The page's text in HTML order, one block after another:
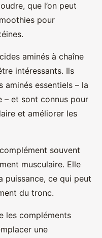
que l’on peut
pour
aminés à chaîne
intéressants. Ils
essentiels – la
– et sont connus pour
et améliorer les
souvent
musculaire. Elle
puissance, ce qui peut
du tronc.
les compléments
une